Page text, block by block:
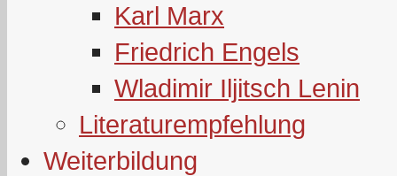
Karl Marx
Friedrich Engels
Wladimir Iljitsch Lenin
Literaturempfehlung
Weiterbildung